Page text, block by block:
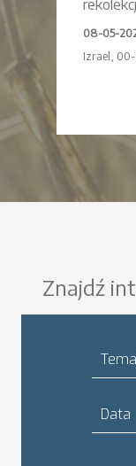
08-05-
Izrael
Znajdź
Data